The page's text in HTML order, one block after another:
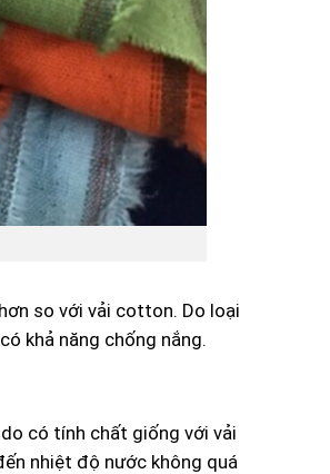
so với vải cotton. Do loại
khả năng chống nắng.
có tính chất giống với vải
nhiệt độ nước không quá